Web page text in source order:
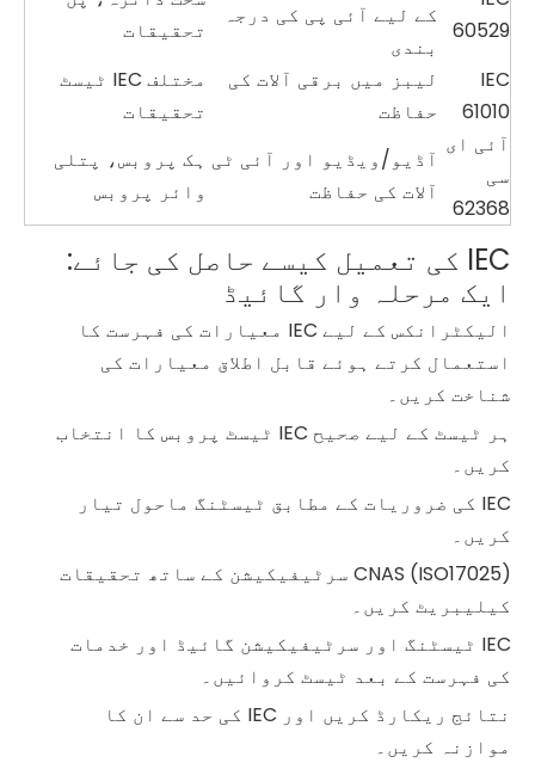
60529
کے لیے آئی پی کی درجہ
بندی
تحقیقات
IEC
61010
لیبز میں برقی آلات کی
حفاظت
مختلف IEC ٹیسٹ
تحقیقات
آئی ای
سی
62368
آڈیو/ویڈیو اور آئی ٹی
آلات کی حفاظت
ہک پروبس، پتلی
وائر پروبس
IEC کی تعمیل کیسے حاصل کی جائے:
ایک مرحلہ وار گائیڈ
الیکٹرانکس کے لیے IEC معیارات کی فہرست کا
استعمال کرتے ہوئے قابل اطلاق معیارات کی
شناخت کریں۔
ہر ٹیسٹ کے لیے صحیح IEC ٹیسٹ پروبس کا انتخاب
کریں۔
IEC کی ضروریات کے مطابق ٹیسٹنگ ماحول تیار
کریں۔
CNAS (ISO17025) سرٹیفیکیشن کے ساتھ تحقیقات
کیلیبریٹ کریں۔
IEC ٹیسٹنگ اور سرٹیفیکیشن گائیڈ اور خدمات
کی فہرست کے بعد ٹیسٹ کروائیں۔
نتائج ریکارڈ کریں اور IEC کی حد سے ان کا
موازنہ کریں۔